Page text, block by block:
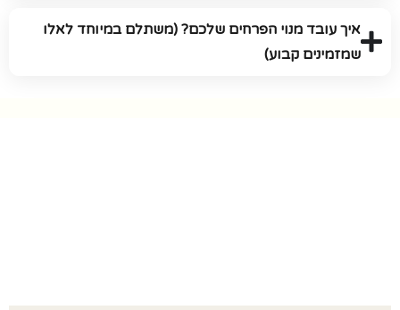
איך עובד מנוי הפרחים שלכם? (משתלם במיוחד לאלו
שמזמינים קבוע)